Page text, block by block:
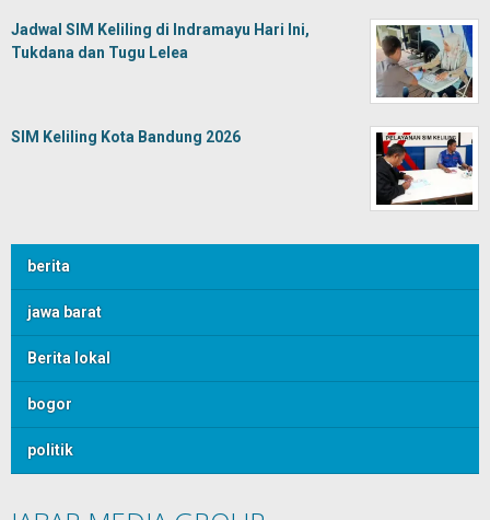
Jadwal SIM Keliling di Indramayu Hari Ini,
Tukdana dan Tugu Lelea
SIM Keliling Kota Bandung 2026
berita
jawa barat
Berita lokal
bogor
politik